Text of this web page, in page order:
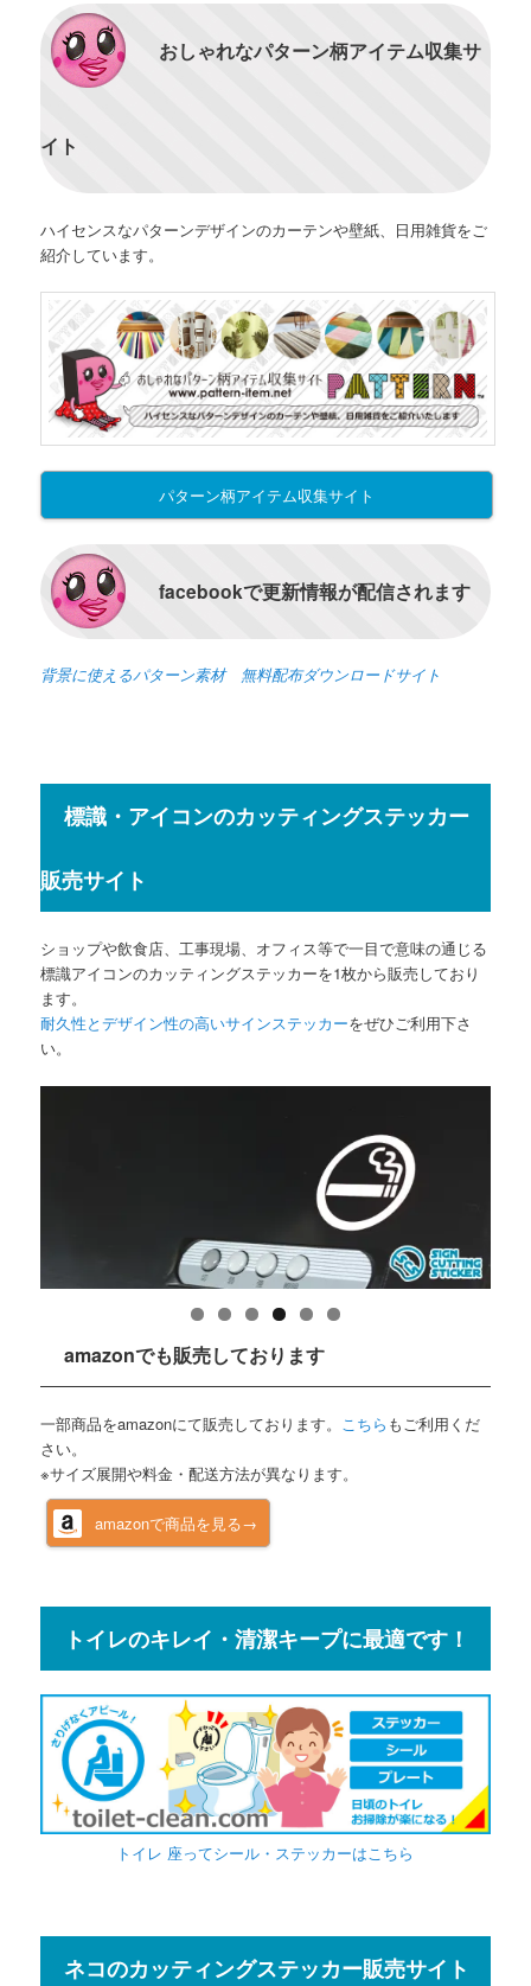
おしゃれなパターン柄アイテム収集サ
イト
ハイセンスなパターンデザインのカーテンや壁紙、日用雑貨をご
紹介しています。
パターン柄アイテム収集サイト
facebookで更新情報が配信されます
背景に使えるパターン素材 無料配布ダウンロードサイト
標識・アイコンのカッティングステッカー
販売サイト
ショップや飲食店、工事現場、オフィス等で一目で意味の通じる
標識アイコンのカッティングステッカーを1枚から販売しており
ます。
耐久性とデザイン性の高いサインステッカーをぜひご利用下さ
い。
amazonでも販売しております
一部商品をamazonにて販売しております。 こちら もご利用くだ
さい。
※サイズ展開や料金・配送方法が異なります。
amazonで商品を見る→
トイレのキレイ・清潔キープに最適です！
トイレ 座ってシール・ステッカーはこちら
ネコのカッティングステッカー販売サイト